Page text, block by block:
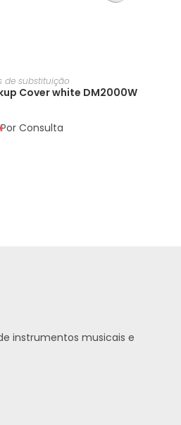
de substituição
Cover white DM2000W
Por Consulta
instrumentos musicais e